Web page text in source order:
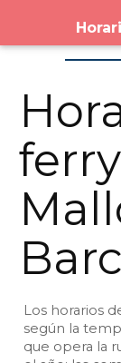
Los horarios
según la
que opera la